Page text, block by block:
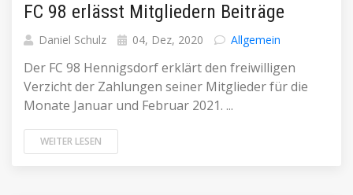
FC 98 erlässt Mitgliedern Beiträge
Daniel Schulz 04, Dez, 2020 Allgemein
Der FC 98 Hennigsdorf erklärt den freiwilligen
Verzicht der Zahlungen seiner Mitglieder für die
Monate Januar und Februar 2021. ...
WEITER LESEN